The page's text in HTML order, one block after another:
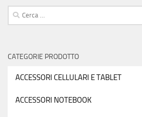
Ricerca
per:
CATEGORIE PRODOTTO
ACCESSORI CELLULARI E TABLET
ACCESSORI NOTEBOOK